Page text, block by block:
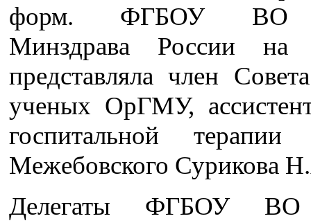
форм. ФГБОУ ВО
Минздрава России на
представляла член
ученых ОрГМУ,
госпитальной
Межебовского Сурикова
Делегаты ФГБОУ